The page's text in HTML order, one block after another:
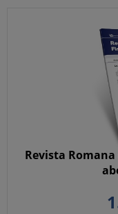
Revista